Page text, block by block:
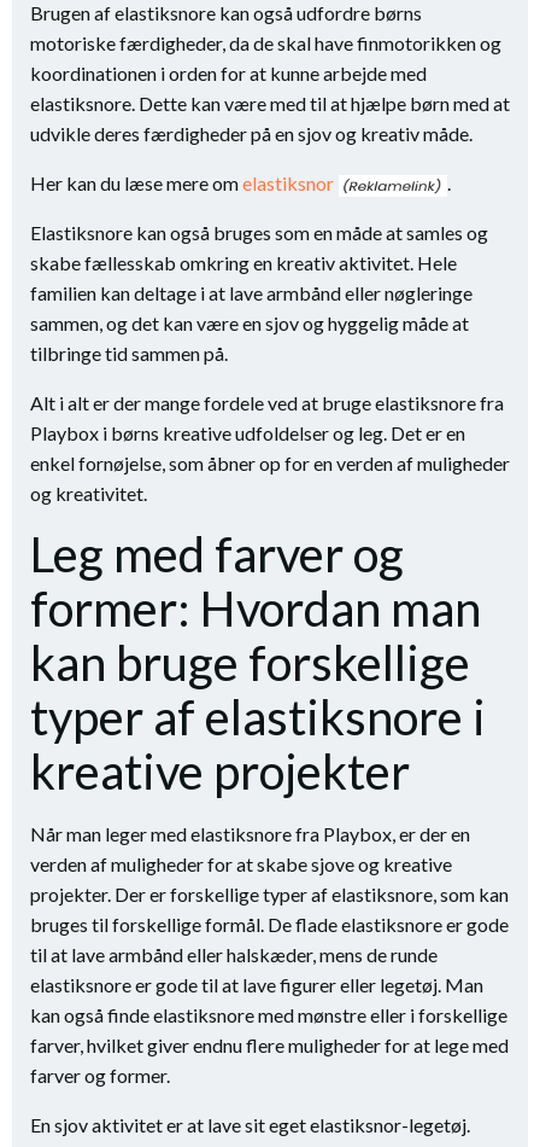
Brugen af elastiksnore kan også udfordre børns
motoriske færdigheder, da de skal have finmotorikken og
koordinationen i orden for at kunne arbejde med
elastiksnore. Dette kan være med til at hjælpe børn med at
udvikle deres færdigheder på en sjov og kreativ måde.
Her kan du læse mere omelastiksnor .
Elastiksnore kan også bruges som en måde at samles og
skabe fællesskab omkring en kreativ aktivitet. Hele
familien kan deltage i at lave armbånd eller nøgleringe
sammen, og det kan være en sjov og hyggelig måde at
tilbringe tid sammen på.
Alt i alt er der mange fordele ved at bruge elastiksnore fra
Playbox i børns kreative udfoldelser og leg. Det er en
enkel fornøjelse, som åbner op for en verden af muligheder
og kreativitet.
Leg med farver og
former: Hvordan man
kan bruge forskellige
typer af elastiksnore i
kreative projekter
Når man leger med elastiksnore fra Playbox, er der en
verden af muligheder for at skabe sjove og kreative
projekter. Der er forskellige typer af elastiksnore, som kan
bruges til forskellige formål. De flade elastiksnore er gode
til at lave armbånd eller halskæder, mens de runde
elastiksnore er gode til at lave figurer eller legetøj. Man
kan også finde elastiksnore med mønstre eller i forskellige
farver, hvilket giver endnu flere muligheder for at lege med
farver og former.
En sjov aktivitet er at lave sit eget elastiksnor-legetøj.